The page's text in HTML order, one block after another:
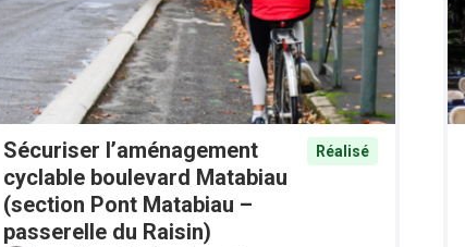
Sécuriser l’aménagement
cyclable boulevard Matabiau
(section Pont Matabiau –
passerelle du Raisin)
Réalisé